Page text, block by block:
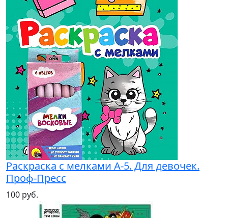
Раскраска с мелками А-5. Для девочек.
Проф-Пресс
100 руб.